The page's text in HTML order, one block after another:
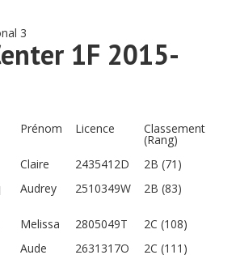
3
1F 2015-
Prénom Licence Classement
(Rang)
Claire 2435412D
2B (71)
Audrey 2510349W 2B (83)
Melissa 2805049T
2C (108)
Aude 2631317O 2C (111)